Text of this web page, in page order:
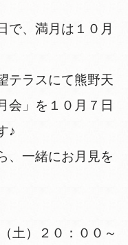
で、満月は１０月
テラスにて熊野天
会」を１０月７日
♪
、一緒にお月見を
土）２０：００～